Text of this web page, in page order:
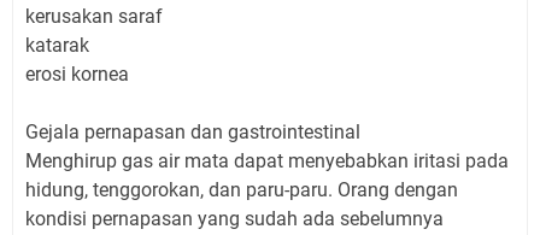
kerusakan saraf
katarak
erosi kornea
Gejala pernapasan dan gastrointestinal
Menghirup gas air mata dapat menyebabkan iritasi pada
hidung, tenggorokan, dan paru-paru. Orang dengan
kondisi pernapasan yang sudah ada sebelumnya